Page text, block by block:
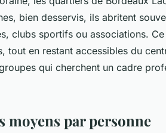
bien desservis, ils abritent
clubs sportifs ou associations.
tout en restant accessibles du
qui cherchent un cadre
moyens par personne